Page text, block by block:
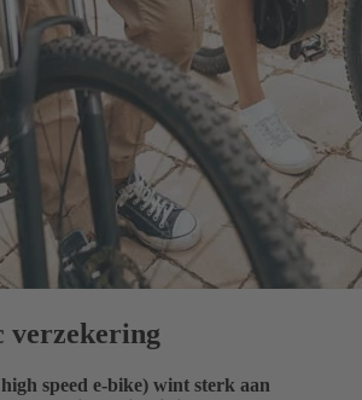
verzekering
speed e-bike) wint sterk aan